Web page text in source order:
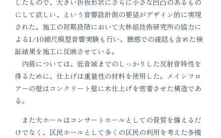
したもので、大きい折板形状にさらに小さな凹凸のあるもの
にして欲しい、という音響設計側の要望がデザイン的に実現
された。施工の初期段階において大林組技術研究所の協力に
よる1/10縮尺模型音響実験も行い、聴感での確認も含めた検
証結果を施工に反映させている。
内装については、低音域までのしっかりした反射音特性を
得るために、仕上げは重量性の材料を使用した。メインフロ
アーの壁はコンクリート壁に木仕上げを密着させた構造であ
る。
また大ホールはコンサートホールとしての資質を備えるだ
けでなく、区民ホールとして多くの区民の利用を考えた多機